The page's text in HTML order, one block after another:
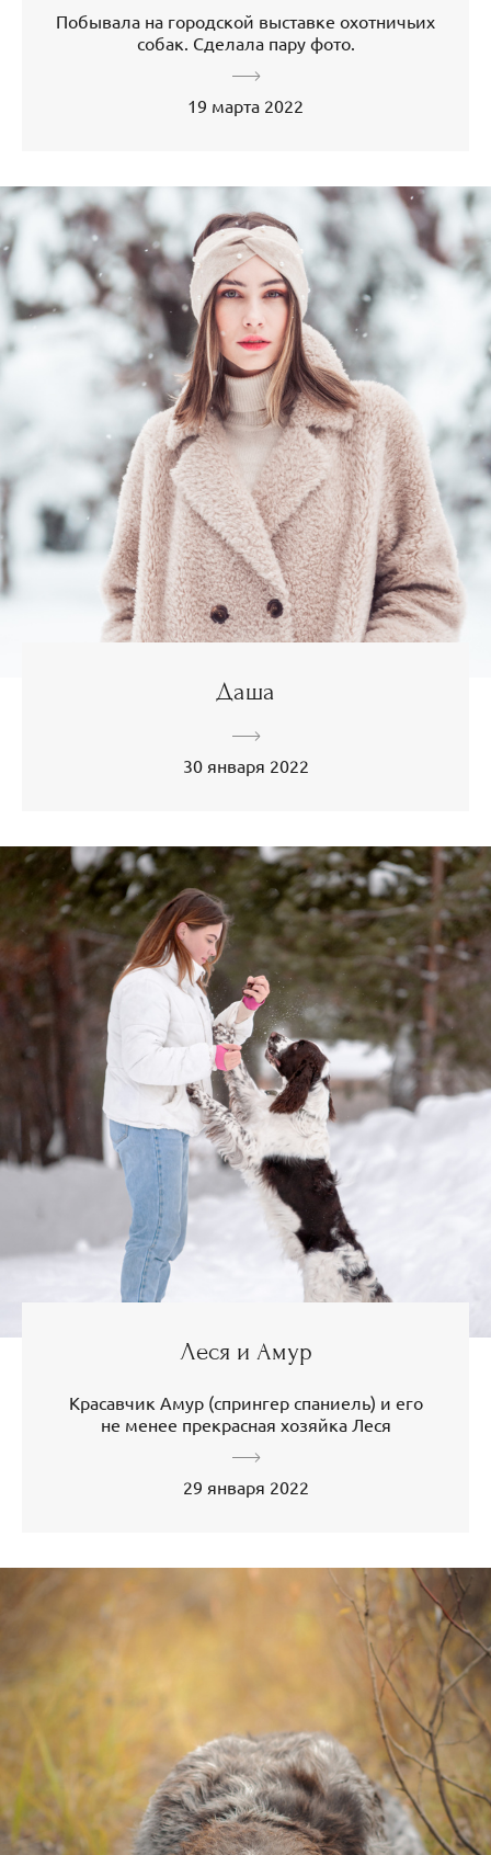
Побывала на городской выставке охотничьих
собак. Сделала пару фото.
19 марта 2022
Даша
30 января 2022
Леся и Амур
Красавчик Амур (спрингер спаниель) и его
не менее прекрасная хозяйка Леся
29 января 2022